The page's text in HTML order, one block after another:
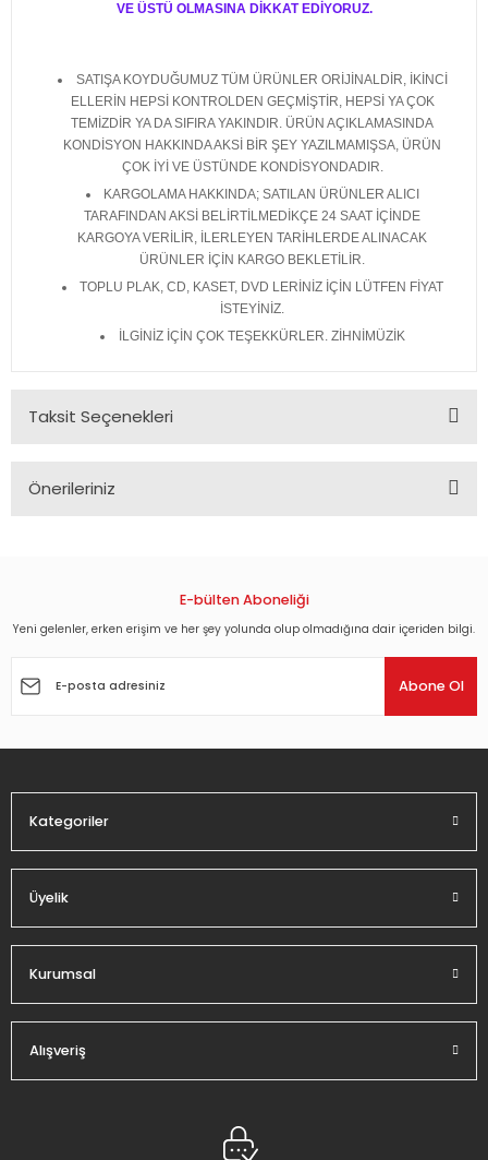
VE ÜSTÜ OLMASINA DİKKAT EDİYORUZ.
SATIŞA KOYDUĞUMUZ TÜM ÜRÜNLER ORİJİNALDİR, İKİNCİ
ELLERİN HEPSİ KONTROLDEN GEÇMİŞTİR, HEPSİ YA ÇOK
TEMİZDİR YA DA SIFIRA YAKINDIR. ÜRÜN AÇIKLAMASINDA
KONDİSYON HAKKINDA AKSİ BİR ŞEY YAZILMAMIŞSA, ÜRÜN
ÇOK İYİ VE ÜSTÜNDE KONDİSYONDADIR.
KARGOLAMA HAKKINDA; SATILAN ÜRÜNLER ALICI
TARAFINDAN AKSİ BELİRTİLMEDİKÇE 24 SAAT İÇİNDE
KARGOYA VERİLİR, İLERLEYEN TARİHLERDE ALINACAK
ÜRÜNLER İÇİN KARGO BEKLETİLİR.
TOPLU PLAK, CD, KASET, DVD LERİNİZ İÇİN LÜTFEN FİYAT
İSTEYİNİZ.
İLGİNİZ İÇİN ÇOK TEŞEKKÜRLER. ZİHNİMÜZİK
Taksit Seçenekleri
Önerileriniz
Görüş ve önerileriniz için teşekkür ederiz.
Ürün açıklamasında eksik bilgiler bulunuyor.
Ürün fiyatı diğer sitelerden daha pahalı.
E-bülten Aboneliği
Yeni gelenler, erken erişim ve her şey yolunda olup olmadığına dair içeriden bilgi.
Abone Ol
Kategoriler
Üyelik
Kurumsal
Alışveriş